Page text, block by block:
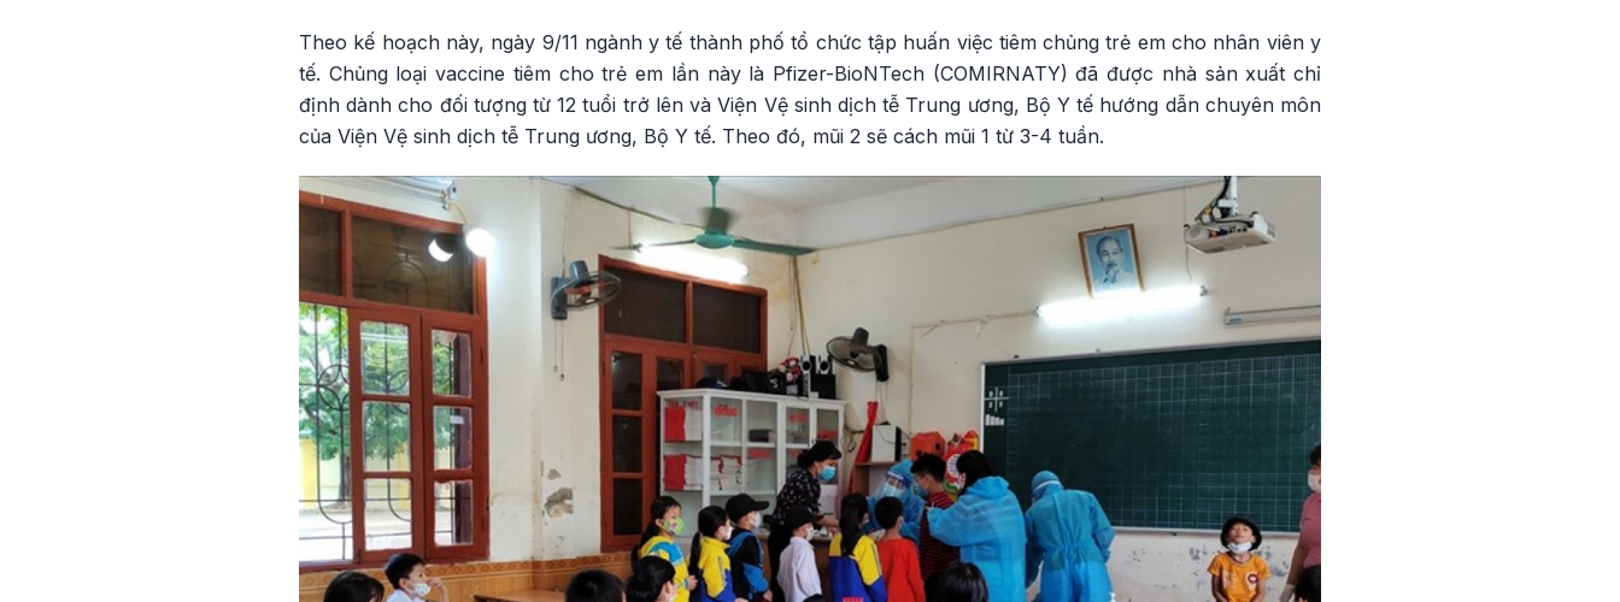
Theo kế hoạch này, ngày 9/11 ngành y tế thành phố tổ chức tập huấn việc tiêm chủng trẻ em cho nhân viên y
tế. Chủng loại vaccine tiêm cho trẻ em lần này là Pfizer-BioNTech (COMIRNATY) đã được nhà sản xuất chỉ
định dành cho đối tượng từ 12 tuổi trở lên và Viện Vệ sinh dịch tễ Trung ương, Bộ Y tế hướng dẫn chuyên môn
của Viện Vệ sinh dịch tễ Trung ương, Bộ Y tế. Theo đó, mũi 2 sẽ cách mũi 1 từ 3-4 tuần.